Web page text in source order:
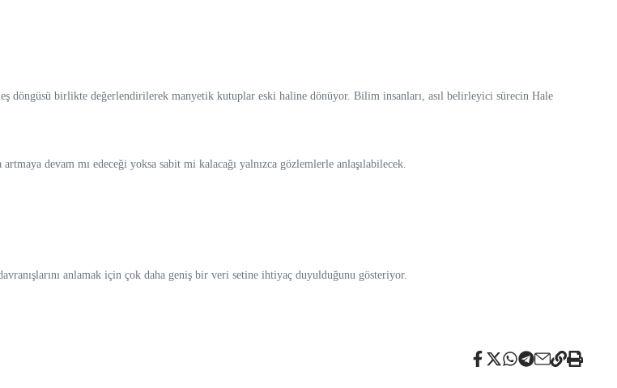
döngüsü birlikte değerlendirilerek manyetik kutuplar eski haline dönüyor. Bilim insanları, asıl belirleyici sürecin Hale
devam mı edeceği yoksa sabit mi kalacağı yalnızca gözlemlerle anlaşılabilecek.
anlamak için çok daha geniş bir veri setine ihtiyaç duyulduğunu gösteriyor.